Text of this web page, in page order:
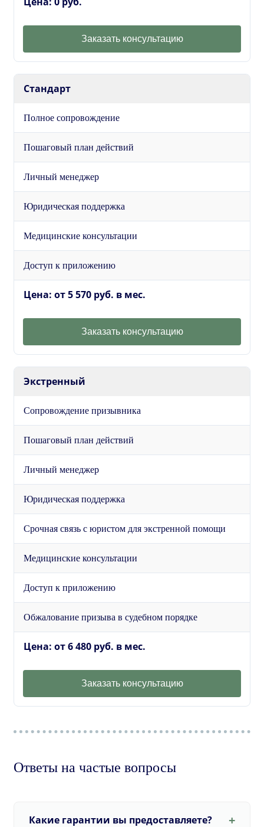
Заказать консультацию
Стандарт
Полное сопровождение
Пошаговый план действий
Личный менеджер
Юридическая поддержка
Медицинские консультации
Доступ к приложению
Цена: от 5 570 руб. в мес.
Заказать консультацию
Экстренный
Сопровождение призывника
Пошаговый план действий
Личный менеджер
Юридическая поддержка
Срочная связь с юристом для экстренной помощи
Медицинские консультации
Доступ к приложению
Обжалование призыва в судебном порядке
Цена: от 6 480 руб. в мес.
Заказать консультацию
Ответы на частые вопросы
Какие гарантии вы предоставляете?